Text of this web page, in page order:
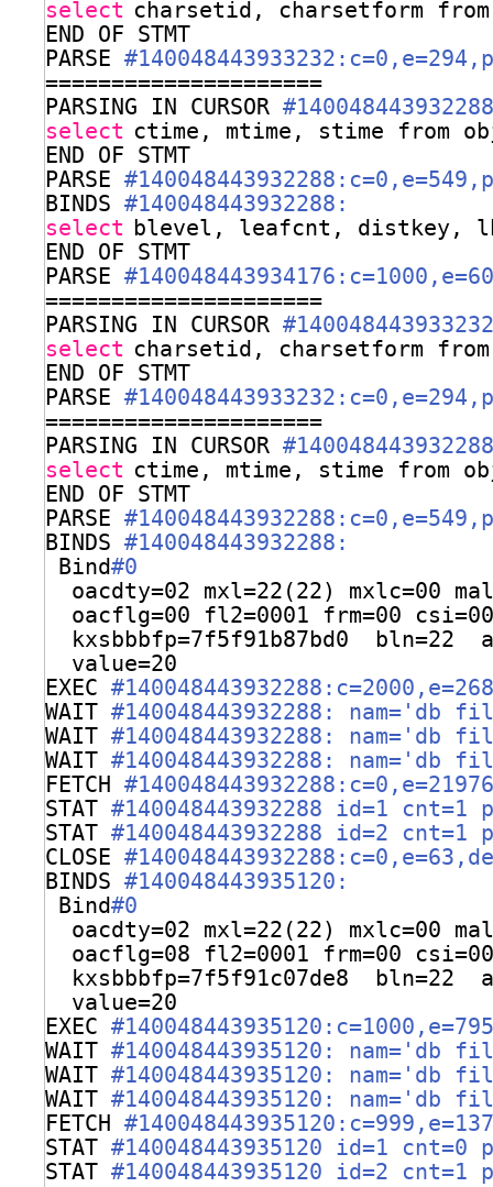
select charsetid, charsetform
END OF STMT
PARSE
=====================
PARSING IN CURSOR
select ctime, mtime, stime from
END OF STMT
PARSE
BINDS #140048443932288:
select blevel, leafcnt, distkey,
END OF STMT
PARSE
=====================
PARSING IN CURSOR
select charsetid, charsetform
END OF STMT
PARSE
=====================
PARSING IN CURSOR
select ctime, mtime, stime from
END OF STMT
PARSE
BINDS #140048443932288:
Bind#0
oacdty=02 mxl=22(22) mxlc=00
oacflg=00 fl2=0001 frm=00
kxsbbbfp=7f5f91b87bd0  bln=22
value=20
EXEC
WAIT #140048443932288: nam='db
WAIT #140048443932288: nam='db
WAIT #140048443932288: nam='db
FETCH
STAT #140048443932288 id=1 cnt=1
STAT #140048443932288 id=2 cnt=1
CLOSE
BINDS #140048443935120:
Bind#0
oacdty=02 mxl=22(22) mxlc=00
oacflg=08 fl2=0001 frm=00
kxsbbbfp=7f5f91c07de8  bln=22
value=20
EXEC
WAIT #140048443935120: nam='db
WAIT #140048443935120: nam='db
WAIT #140048443935120: nam='db
FETCH
STAT #140048443935120 id=1 cnt=0
STAT #140048443935120 id=2 cnt=1